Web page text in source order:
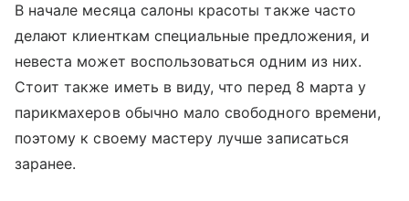
В начале месяца салоны красоты также часто
делают клиенткам специальные предложения, и
невеста может воспользоваться одним из них.
Стоит также иметь в виду, что перед 8 марта у
парикмахеров обычно мало свободного времени,
поэтому к своему мастеру лучше записаться
заранее.